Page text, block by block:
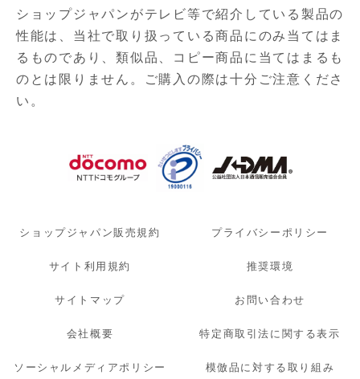
ショップジャパンがテレビ等で紹介している製品の
性能は、当社で取り扱っている商品にのみ当てはま
るものであり、類似品、コピー商品に当てはまるも
のとは限りません。ご購入の際は十分ご注意くださ
い。
ショップジャパン販売規約 プライバシーポリシー
サイト利用規約 推奨環境
サイトマップ お問い合わせ
会社概要 特定商取引法に関する表示
ソーシャルメディアポリシー 模倣品に対する取り組み